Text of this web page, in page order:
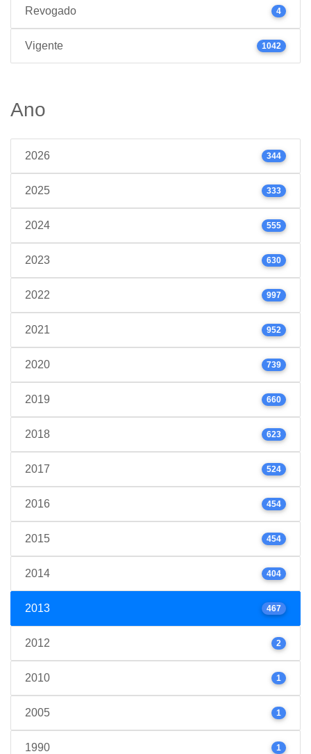
Revogado 4
Vigente 1042
Ano
2026 344
2025 333
2024 555
2023 630
2022 997
2021 952
2020 739
2019 660
2018 623
2017 524
2016 454
2015 454
2014 404
2013 467
2012 2
2010 1
2005 1
1990 1